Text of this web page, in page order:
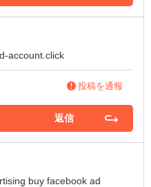
account.click
投稿を通報
返信
buy facebook ad